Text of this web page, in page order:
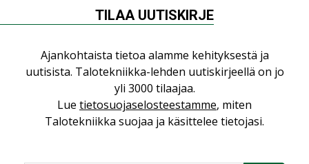
Sähköistyminen kasvaa voimakkaasti:
”Tulevat kilpailuedut syntyvät, kun
AJANKOHTAISTA,TILAAJILLE
Kaivamattomat menetelmät
vakiinnuttavat asemansa taloyhtiöissä
LEHDEN ARTIKKELIT,TILAAJILLE
TILAA UUTISKIRJE
Ajankohtaista tietoa alamme kehityksestä ja
uutisista. Talotekniikka-lehden uutiskirjeellä on jo
yli 3000 tilaajaa.
Lue tietosuojaselosteestamme, miten
Talotekniikka suojaa ja käsittelee tietojasi.